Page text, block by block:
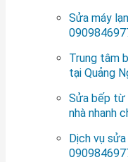
Sửa máy
Trung tâm
tại Quảng
Sửa bếp từ
nhà nhanh
Dịch vụ